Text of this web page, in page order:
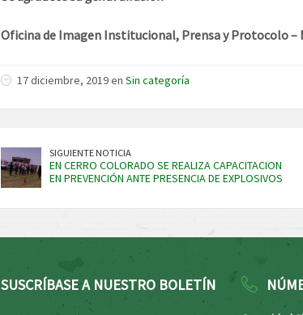
Oficina de Imagen Institucional, Prensa y Protocolo
17 diciembre, 2019 en Sin categoría
SIGUIENTE NOTICIA
EN CERRO COLORADO SE REALIZA CAPACITACION
EN PREVENCIÓN ANTE PRESENCIA DE EXPLOSIVOS
SUSCRÍBASE A NUESTRO BOLETÍN